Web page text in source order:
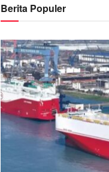
Berita Populer